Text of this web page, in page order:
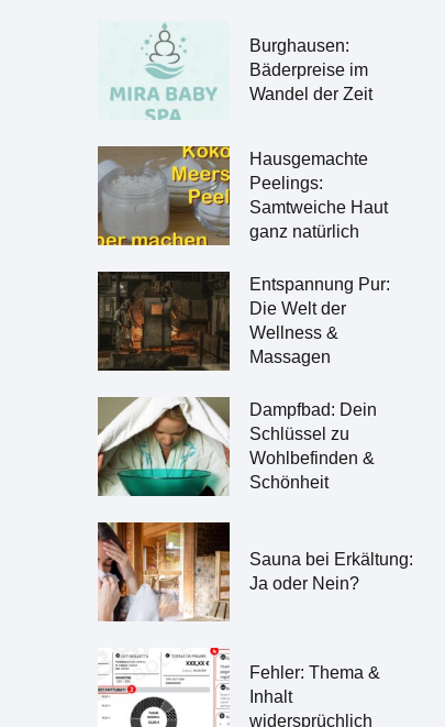
Burghausen:
Bäderpreise im
Wandel der Zeit
Hausgemachte
Peelings:
Samtweiche Haut
ganz natürlich
Entspannung Pur:
Die Welt der
Wellness &
Massagen
Dampfbad: Dein
Schlüssel zu
Wohlbefinden &
Schönheit
Sauna bei Erkältung:
Ja oder Nein?
Fehler: Thema &
Inhalt
widersprüchlich